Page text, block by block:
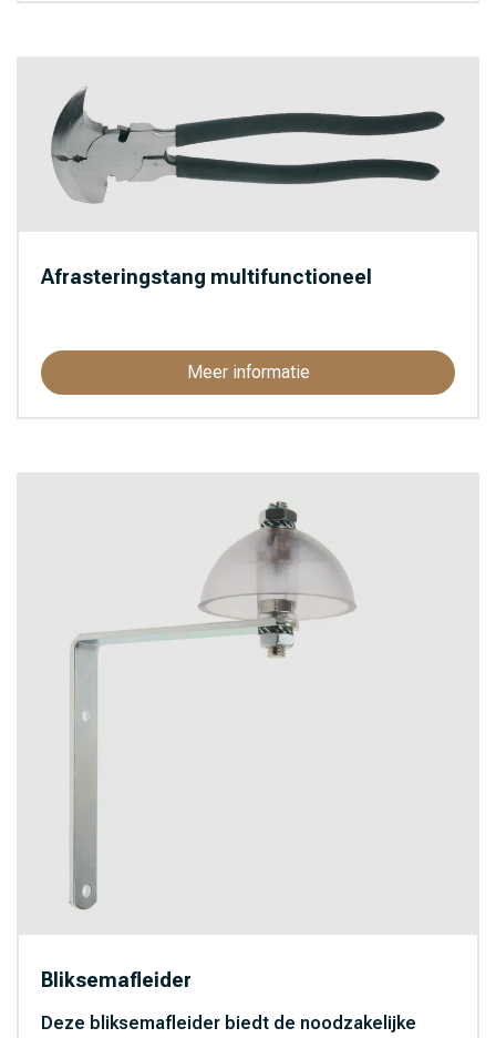
Afrasteringstang multifunctioneel
Meer informatie
Bliksemafleider
Deze bliksemafleider biedt de noodzakelijke